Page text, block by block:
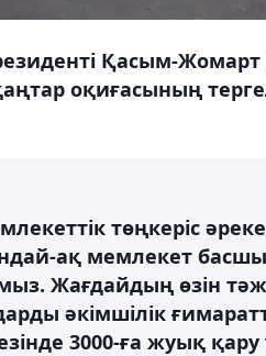
Қасым-Жомарт
оқиғасының
төңкеріс
ақ мемлекет
Жағдайдың өзін
әкімшілік
3000-ға жуық